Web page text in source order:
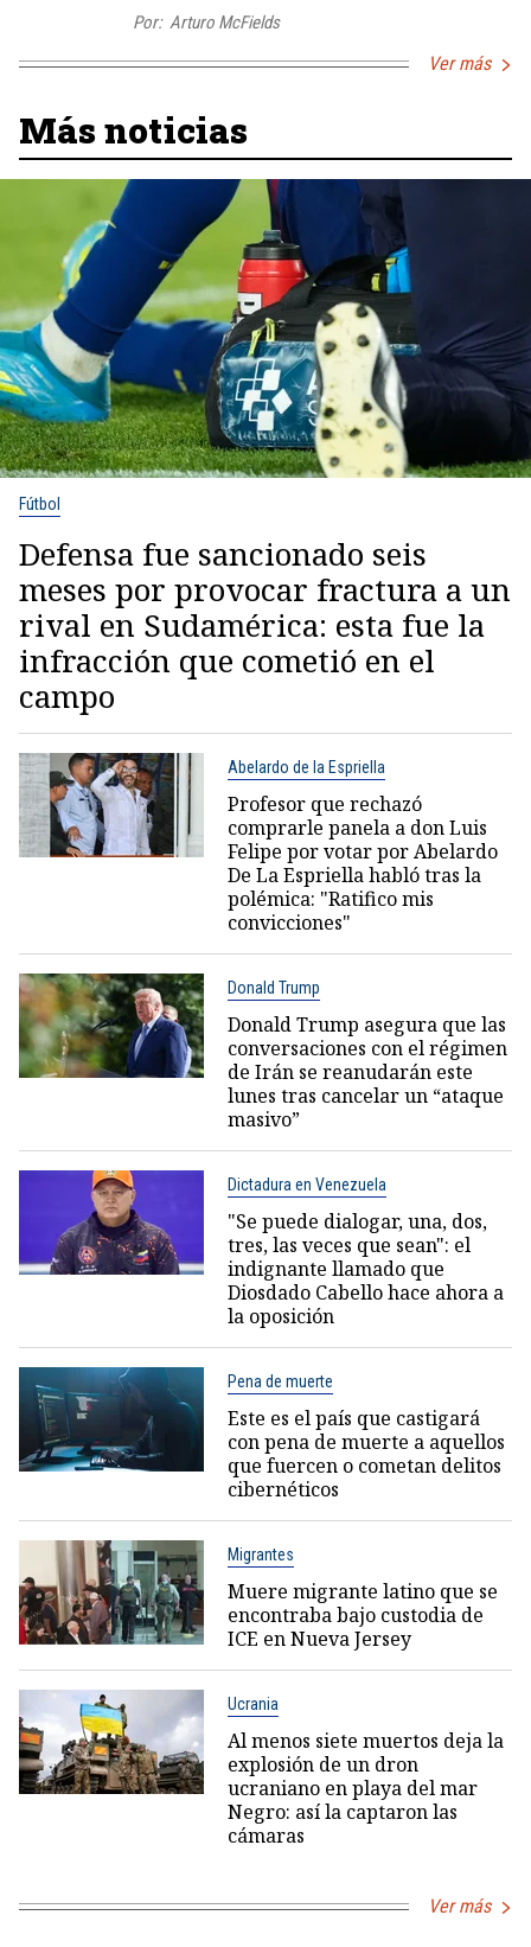
Por: Arturo McFields
Ver más
Más noticias
Fútbol
Defensa fue sancionado seis
meses por provocar fractura a un
rival en Sudamérica: esta fue la
infracción que cometió en el
campo
Abelardo de la Espriella
Profesor que rechazó
comprarle panela a don Luis
Felipe por votar por Abelardo
De La Espriella habló tras la
polémica: "Ratifico mis
convicciones"
Donald Trump
Donald Trump asegura que las
conversaciones con el régimen
de Irán se reanudarán este
lunes tras cancelar un “ataque
masivo”
Dictadura en Venezuela
"Se puede dialogar, una, dos,
tres, las veces que sean": el
indignante llamado que
Diosdado Cabello hace ahora a
la oposición
Pena de muerte
Este es el país que castigará
con pena de muerte a aquellos
que fuercen o cometan delitos
cibernéticos
Migrantes
Muere migrante latino que se
encontraba bajo custodia de
ICE en Nueva Jersey
Ucrania
Al menos siete muertos deja la
explosión de un dron
ucraniano en playa del mar
Negro: así la captaron las
cámaras
Ver más